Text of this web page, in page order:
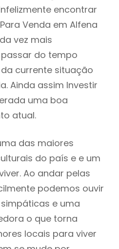
encontrar
Venda em Alfena
vez mais
do tempo
currente situação
Ainda assim Investir
uma boa
atual.
das maiores
do país e e um
Ao andar pelas
podemos ouvir
e uma
o que torna
locais para viver